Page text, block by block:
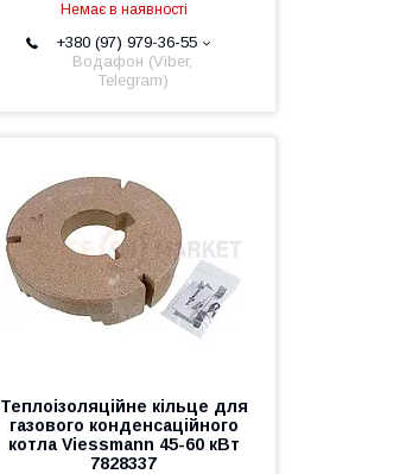
Немає в наявності
+380 (97) 979-36-55
Водафон (Viber,
Telegram)
Теплоізоляційне кільце для
газового конденсаційного
котла Viessmann 45-60 кВт
7828337